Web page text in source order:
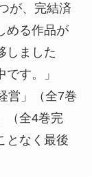
が、完結済
める作品が
しました
す。」
営」（全7巻
（全4巻完
となく最後